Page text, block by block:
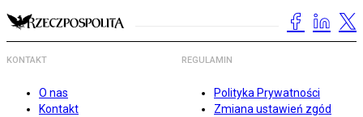
KONTAKT
O nas
Kontakt
REGULAMIN
Polityka Prywatności
Zmiana ustawień zgód